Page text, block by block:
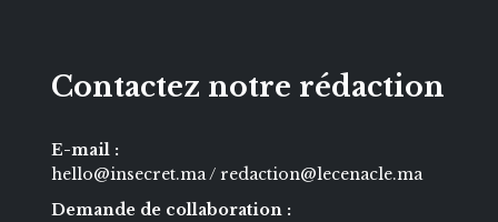
Contactez notre rédaction
E-mail :
hello@insecret.ma / redaction@lecenacle.ma
Demande de collaboration :